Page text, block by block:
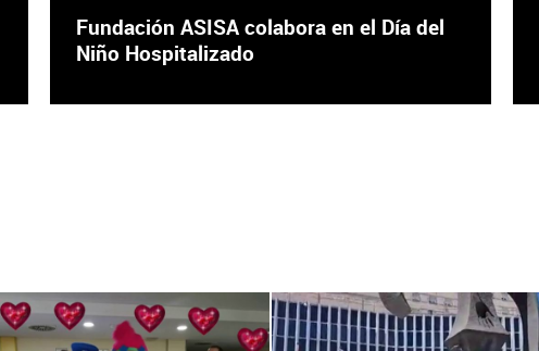
Fundación ASISA colabora en el Día del
Niño Hospitalizado